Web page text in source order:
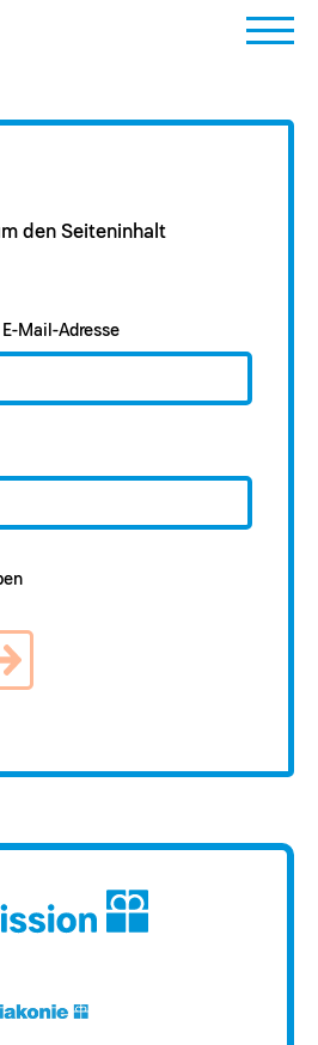
den Seiteninhalt
Mail-Adresse